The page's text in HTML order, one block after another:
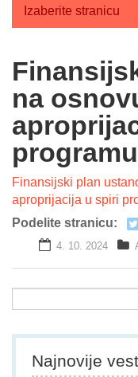
Izaberite stranicu
O nama
Aktuelnosti
Galerija
Projekti
Kontakt
Language
na
Finansijski plan
aproprijacija u spiri
Podelite stranicu:
4. 10. 2024
Najnovije